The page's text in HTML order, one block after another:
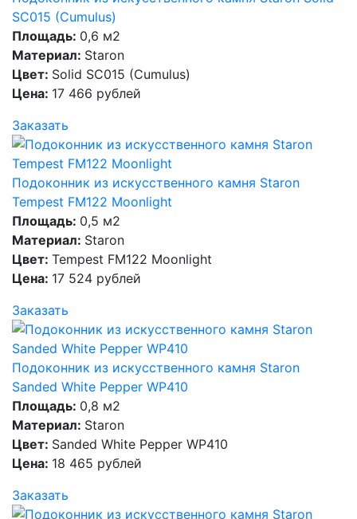
SC015 (Cumulus)
Площадь: 0,6 м2
Материал: Staron
Цвет: Solid SC015 (Cumulus)
Цена: 17 466 рублей
Заказать
Подоконник из искусственного камня Staron
Tempest FM122 Moonlight
Площадь: 0,5 м2
Материал: Staron
Цвет: Tempest FM122 Moonlight
Цена: 17 524 рублей
Заказать
Подоконник из искусственного камня Staron
Sanded White Pepper WP410
Площадь: 0,8 м2
Материал: Staron
Цвет: Sanded White Pepper WP410
Цена: 18 465 рублей
Заказать